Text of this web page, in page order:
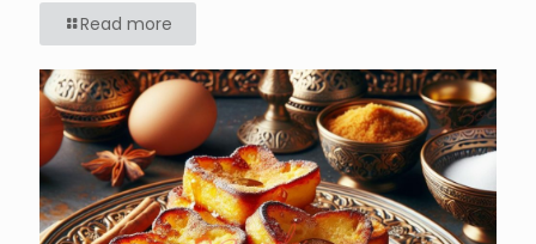
Read more